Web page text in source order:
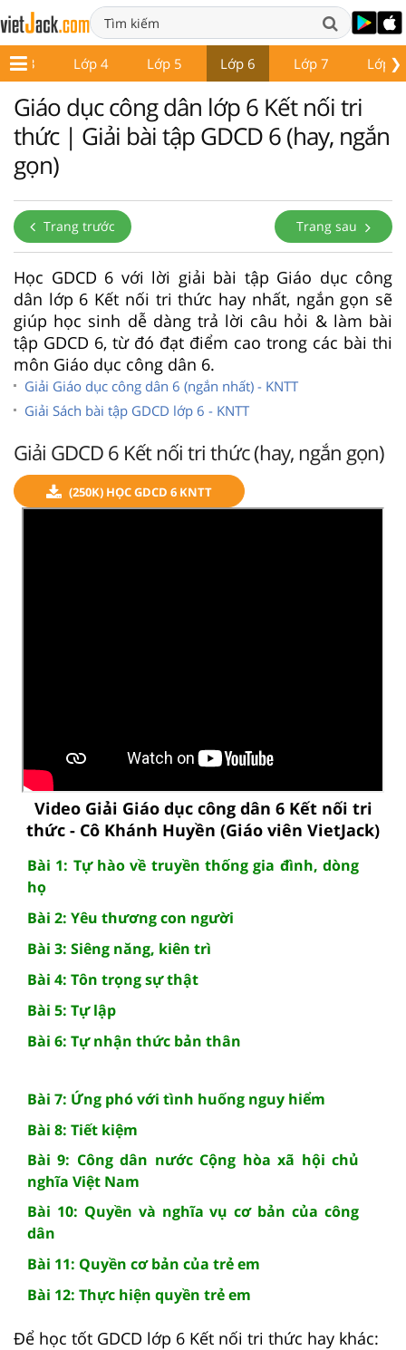
❯
Lớp 3 Lớp 4 Lớp 5 Lớp 6 Lớp 7 Lớp 8
Giáo dục công dân lớp 6 Kết nối tri
thức | Giải bài tập GDCD 6 (hay, ngắn
gọn)
Trang trước Trang sau
Học GDCD 6 với lời giải bài tập Giáo dục công
dân lớp 6 Kết nối tri thức hay nhất, ngắn gọn sẽ
giúp học sinh dễ dàng trả lời câu hỏi & làm bài
tập GDCD 6, từ đó đạt điểm cao trong các bài thi
môn Giáo dục công dân 6.
Giải Giáo dục công dân 6 (ngắn nhất) - KNTT
Giải Sách bài tập GDCD lớp 6 - KNTT
Giải GDCD 6 Kết nối tri thức (hay, ngắn gọn)
(250K) HỌC GDCD 6 KNTT
Video Giải Giáo dục công dân 6 Kết nối tri
thức - Cô Khánh Huyền (Giáo viên VietJack)
Bài 1: Tự hào về truyền thống gia đình, dòng
họ
Bài 2: Yêu thương con người
Bài 3: Siêng năng, kiên trì
Bài 4: Tôn trọng sự thật
Bài 5: Tự lập
Bài 6: Tự nhận thức bản thân
Bài 7: Ứng phó với tình huống nguy hiểm
Bài 8: Tiết kiệm
Bài 9: Công dân nước Cộng hòa xã hội chủ
nghĩa Việt Nam
Bài 10: Quyền và nghĩa vụ cơ bản của công
dân
Bài 11: Quyền cơ bản của trẻ em
Bài 12: Thực hiện quyền trẻ em
Để học tốt GDCD lớp 6 Kết nối tri thức hay khác: